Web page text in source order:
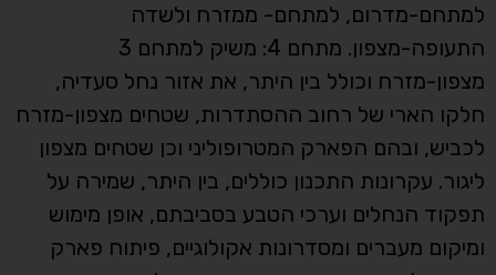
למתחם-מדרום, למתחם- ממזרח ולשדה
התעופה-מצפון. מתחם 4: משיק למתחם 3
מצפון-מזרח וכולל בין היתר, את אזור נחל סעדיה,
חלקו הארי של רחוב ההסתדרות, שטחים מצפון-מזרח
לכביש, ובהם הפארק המטרופוליני וכן שטחים מצפון
ליגור. עקרונות התכנון כוללים, בין היתר, שמירה על
תפקוד הנחלים וערכי הטבע בסביבתם, אופן מימוש
ומיקום מעברים ומסדרונות אקולוגיים, פיתוח פארק